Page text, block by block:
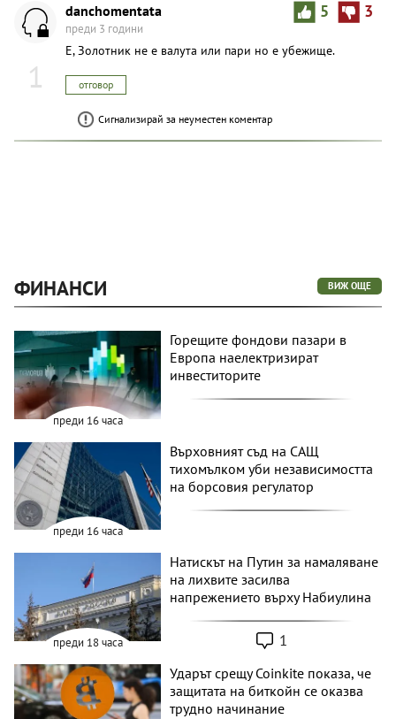
1
5 3
danchomentata
преди 3 години
Е, Золотник не е валута или пари но е убежище.
отговор
Сигнализирай за неуместен коментар
ФИНАНСИ ВИЖ ОЩЕ
преди 16 часа
Горещите фондови пазари в
Европа наелектризират
инвеститорите
преди 16 часа
Върховният съд на САЩ
тихомълком уби независимостта
на борсовия регулатор
преди 18 часа
Натискът на Путин за намаляване
на лихвите засилва
напрежението върху Набиулина
1
Ударът срещу Coinkite показа, че
защитата на биткойн се оказва
трудно начинание